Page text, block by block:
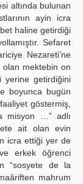
altında bulunan
ayin icra
haline getirdiği
Sefaret
Nezareti’ne
mektebin on
yerine getirdiğini
boyunca bugün
göstermiş,
misyon …” adlı
ait olan evin
icra ettiği yer de
erkek öğrenci
“sosyete de la
mahrum